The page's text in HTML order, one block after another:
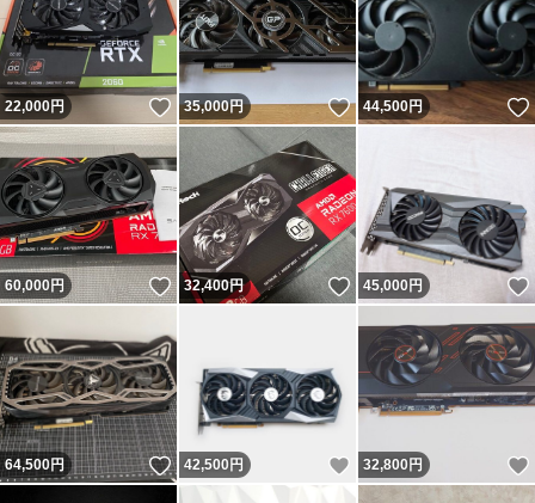
22,000円 いいね！
35,000円 いいね！
44,500円
60,000円 いいね！
32,400円 いいね！
45,000円
64,500円 いいね！
42,500 円 いいね！
32,800円